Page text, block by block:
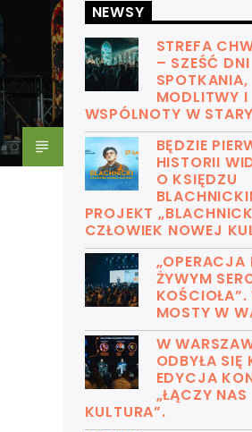
NEWSY
STREFA
– SZEŚĆ DNI
SPOTKANIA,
MODLITWY I
WSPÓLNOTY W
BĘDZIE
HISTORII
O KSIĘDZU
PROJEKT
CZŁOWIEK NOWEJ
„OPERACJA
ŻYWYM
KOŚCIOŁA”.
MOSTY W
W
ODBYŁA SIĘ
EDYCJA
„ŁĄCZY NAS
KULTURA”.